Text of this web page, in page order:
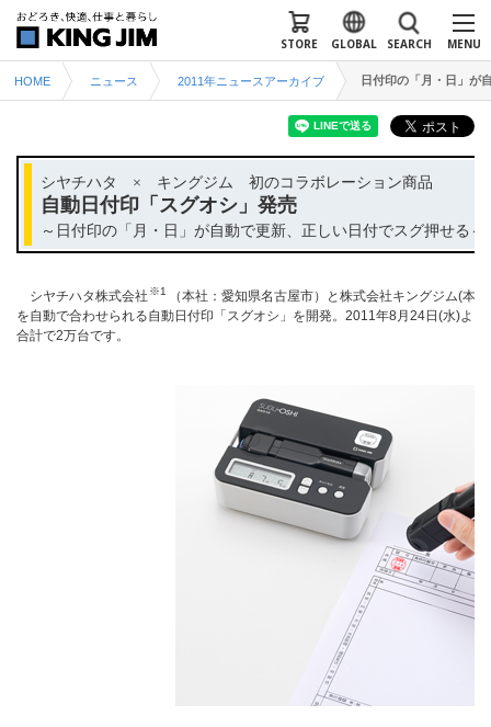
MENU
SEARCH
GLOBAL
STORE
HOME ニュース 2011年ニュースアーカイブ 日付印の「月・日」が
シヤチハタ × キングジム 初のコラボレーション商品
自動日付印「スグオシ」発売
～日付印の「月・日」が自動で更新、正しい日付でスグ押せる～
シヤチハタ株式会社 ※1
（本社：愛知県名古屋市）と株式会社キングジム(本
を自動で合わせられる自動日付印「スグオシ」を開発。2011年8月24日(水)よ
合計で2万台です。